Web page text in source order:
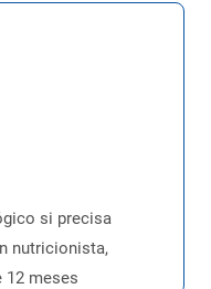
si precisa
nutricionista,
12 meses